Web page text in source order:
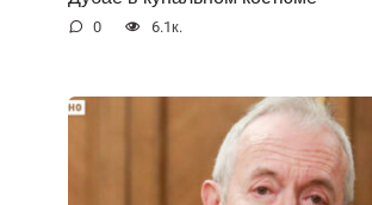
0 6.1к.